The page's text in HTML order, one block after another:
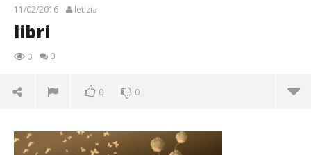
11/02/2016 letizia
libri
0 0
0 0
11/02/2016